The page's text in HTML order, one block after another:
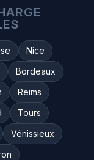
Nice
Bordeaux
Reims
Tours
Vénissieux